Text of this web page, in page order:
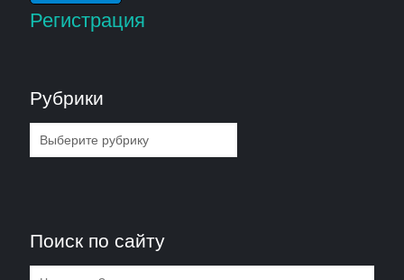
Регистрация
Рубрики
Рубрики
Поиск по сайту